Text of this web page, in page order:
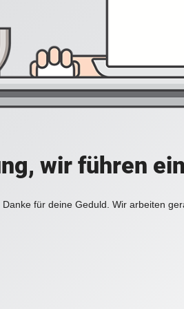
wir führen
Danke für deine Geduld. Wir arbeiten